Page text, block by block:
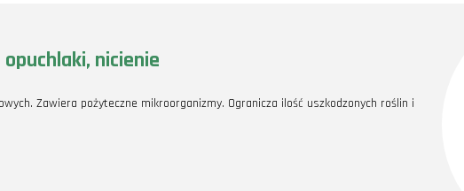
nicienie
Zawiera pożyteczne mikroorganizmy. Ogranicza ilość uszkodzonych roślin i